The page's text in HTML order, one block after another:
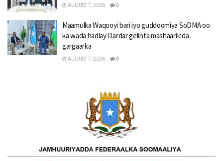
AUGUST 7, 2026 0
Maamulka Waqooyi bari iyo guddoomiya SoDMA oo
ka wada hadlay Dardar gelinta mashaariicda
gargaarka
AUGUST 7, 2026 0